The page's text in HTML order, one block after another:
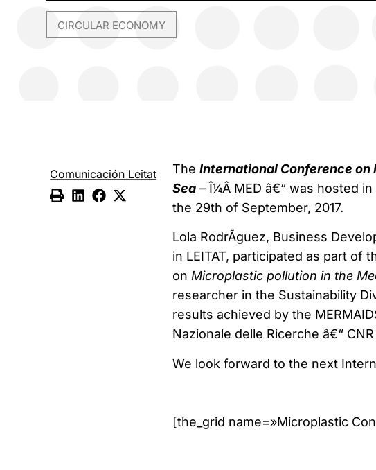
CIRCULAR ECONOMY
Comunicación Leitat The International Conference
Sea– Î¼Â MED â€“ was hosted
the 29th of September, 2017.
Lola RodrÃ­guez, Business
in LEITAT, participated as part of
on Microplastic pollution in the
researcher in the Sustainability
results achieved by the
Nazionale delle Ricerche â€“
We look forward to the next
[the_grid name=»Microplastic